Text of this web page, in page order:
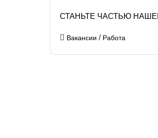
СТАНЬТЕ ЧАСТЬЮ
Вакансии / Работа